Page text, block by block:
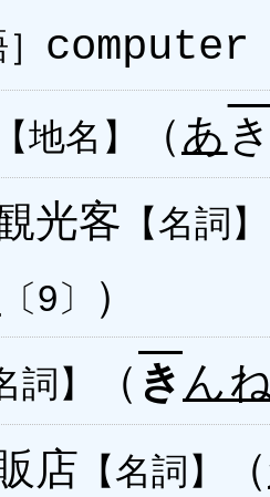
computer
【地名】 （あ
光客 【名詞】
〔9〕
）
詞】 （ き ん
店 【名詞】 （